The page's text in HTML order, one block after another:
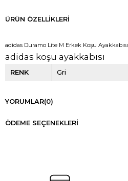
ÜRÜN ÖZELLIKLERI
adidas Duramo Lite M Erkek Koşu Ayakkabısı
adidas koşu ayakkabısı
RENK Gri
YORUMLAR(0)
ÖDEME SEÇENEKLERI